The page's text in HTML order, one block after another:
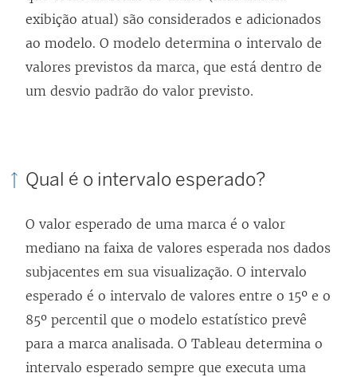
)
exibição atual) são considerados e adicionados
ao modelo. O modelo determina o intervalo de
valores previstos da marca, que está dentro de
um desvio padrão do valor previsto.
Qual é o intervalo esperado?
O valor esperado de uma marca é o valor
mediano na faixa de valores esperada nos dados
subjacentes em sua visualização. O intervalo
esperado é o intervalo de valores entre o 15º e o
85º percentil que o modelo estatístico prevê
para a marca analisada. O Tableau determina o
intervalo esperado sempre que executa uma